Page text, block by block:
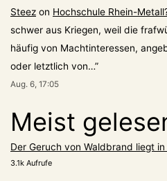
Steez on Hochschule Rhein-
schwer aus Kriegen, weil die
häufig von Machtinteressen,
oder letztlich von…”
Aug. 6, 17:05
Meist
Der Geruch von Waldbrand liegt
3.1k Aufrufe